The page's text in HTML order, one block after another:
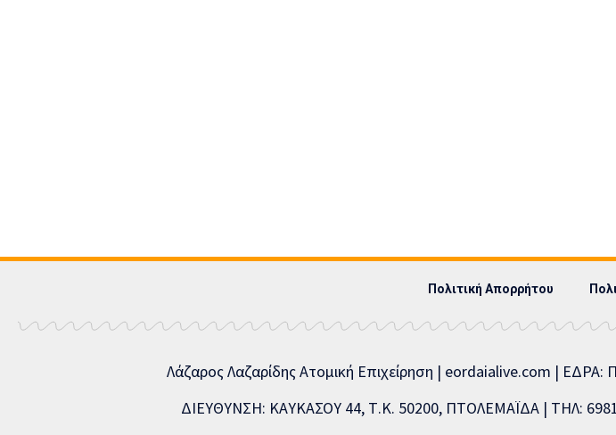
Πολιτική Απορρήτου
Λάζαρος Λαζαρίδης Ατομική Επιχείρηση | eordaialive.com |
ΔΙΕΥΘΥΝΣΗ: ΚΑΥΚΑΣΟΥ 44, Τ.Κ. 50200, ΠΤΟΛΕΜΑΪΔΑ | ΤΗΛ: